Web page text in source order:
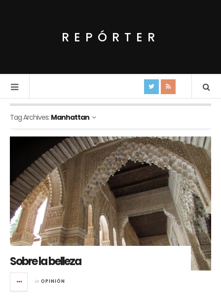
REPÓRTER
Tag Archives: Manhattan
Sobre la belleza
in OPINIÓN